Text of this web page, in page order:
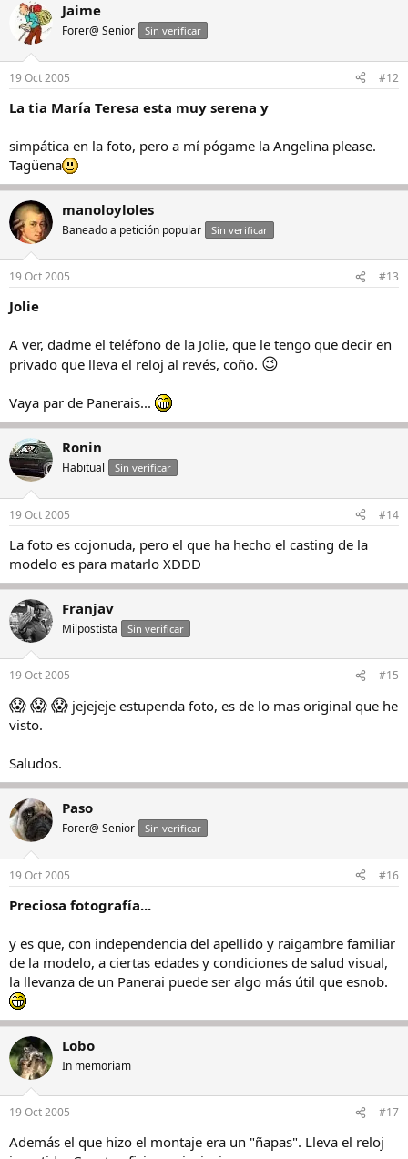
Jaime
Forer@ Senior Sin verificar
19 Oct 2005 #12
La tia María Teresa esta muy serena y
simpática en la foto, pero a mí pógame la Angelina please.
Tagüena
manoloyloles
Baneado a petición popular Sin verificar
19 Oct 2005 #13
Jolie
A ver, dadme el teléfono de la Jolie, que le tengo que decir en
privado que lleva el reloj al revés, coño. 😉
Vaya par de Panerais...
Ronin
Habitual Sin verificar
19 Oct 2005 #14
La foto es cojonuda, pero el que ha hecho el casting de la
modelo es para matarlo XDDD
Franjav
Milpostista Sin verificar
19 Oct 2005 #15
😱😱😱 jejejeje estupenda foto, es de lo mas original que he
visto.
Saludos.
Paso
Forer@ Senior Sin verificar
19 Oct 2005 #16
Preciosa fotografía...
y es que, con independencia del apellido y raigambre familiar
de la modelo, a ciertas edades y condiciones de salud visual,
la llevanza de un Panerai puede ser algo más útil que esnob.
Lobo
In memoriam
19 Oct 2005 #17
Además el que hizo el montaje era un "ñapas". Lleva el reloj